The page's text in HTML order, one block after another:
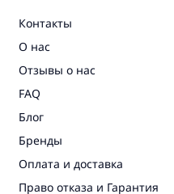
Контакты
О нас
Отзывы о нас
FAQ
Блог
Бренды
Оплата и доставка
Право отказа и Гарантия